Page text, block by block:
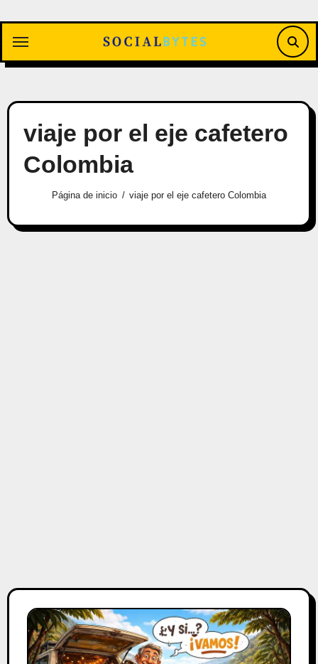
contenido
viaje por el eje cafetero
Colombia
Página de inicio viaje por el eje cafetero Colombia